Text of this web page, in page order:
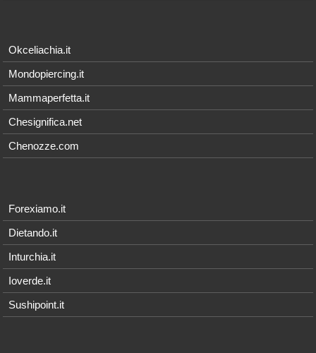
Okceliachia.it
Mondopiercing.it
Mammaperfetta.it
Chesignifica.net
Chenozze.com
Forexiamo.it
Dietando.it
Inturchia.it
Ioverde.it
Sushipoint.it